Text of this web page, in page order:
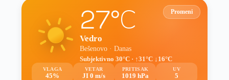
Promeni
27°C
Vedro
Bešenovo · Danas
Subjektivno 30°C · ↑31°C ↓16°C
VLAGA
45%
VETAR
JI 0 m/s
PRITISAK
1019 hPa
UV
5